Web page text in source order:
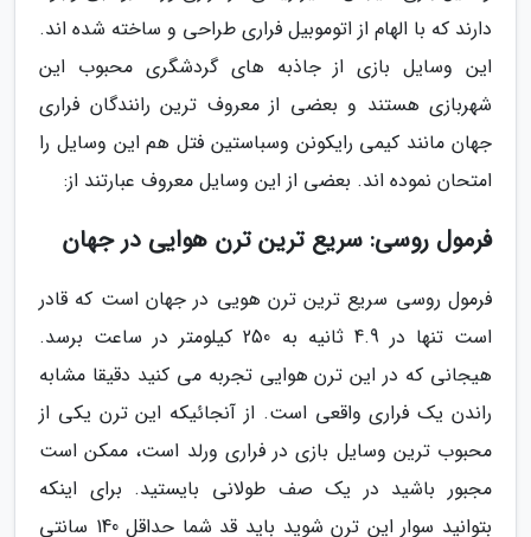
دارند که با الهام از اتوموبیل فراری طراحی و ساخته شده اند.
این وسایل بازی از جاذبه های گردشگری محبوب این
شهربازی هستند و بعضی از معروف ترین رانندگان فراری
جهان مانند کیمی رایکونن وسباستین فتل هم این وسایل را
امتحان نموده اند. بعضی از این وسایل معروف عبارتند از:
فرمول روسی: سریع ترین ترن هوایی در جهان
فرمول روسی سریع ترین ترن هویی در جهان است که قادر
است تنها در 4.9 ثانیه به 250 کیلومتر در ساعت برسد.
هیجانی که در این ترن هوایی تجربه می کنید دقیقا مشابه
راندن یک فراری واقعی است. از آنجائیکه این ترن یکی از
محبوب ترین وسایل بازی در فراری ورلد است، ممکن است
مجبور باشید در یک صف طولانی بایستید. برای اینکه
بتوانید سوار این ترن شوید باید قد شما حداقل 140 سانتی